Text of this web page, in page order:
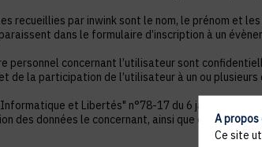
recueillies par inwink sont le nom, le prénom et
dans le formulaire d’inscription à un
personnel concernant l’utilisateur sont
de la participation de l’utilisateur à un ou plusieurs
et Libertés" n°78-17 du 6 janvier
des données le concernant, ainsi que du droit de
A propos
Ce site